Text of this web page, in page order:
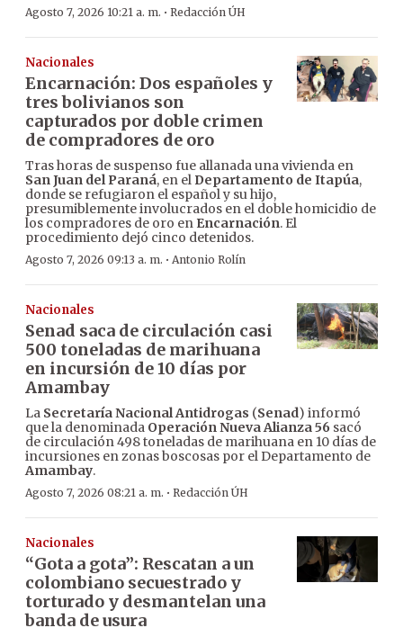
Agosto 7, 2026 10:21 a. m. · Redacción ÚH
Nacionales
Encarnación: Dos españoles y
tres bolivianos son
capturados por doble crimen
de compradores de oro
Tras horas de suspenso fue allanada una vivienda en
San Juan del Paraná, en el Departamento de Itapúa,
donde se refugiaron el español y su hijo,
presumiblemente involucrados en el doble homicidio de
los compradores de oro en Encarnación. El
procedimiento dejó cinco detenidos.
Agosto 7, 2026 09:13 a. m. · Antonio Rolín
Nacionales
Senad saca de circulación casi
500 toneladas de marihuana
en incursión de 10 días por
Amambay
La Secretaría Nacional Antidrogas (Senad) informó
que la denominada Operación Nueva Alianza 56 sacó
de circulación 498 toneladas de marihuana en 10 días de
incursiones en zonas boscosas por el Departamento de
Amambay.
Agosto 7, 2026 08:21 a. m. · Redacción ÚH
Nacionales
“Gota a gota”: Rescatan a un
colombiano secuestrado y
torturado y desmantelan una
banda de usura